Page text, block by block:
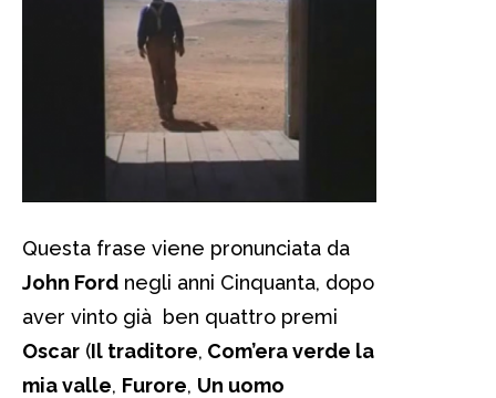
Questa frase viene pronunciata da
John Ford negli anni Cinquanta, dopo
aver vinto già ben quattro premi
Oscar (Il traditore, Com’era verde la
mia valle, Furore, Un uomo